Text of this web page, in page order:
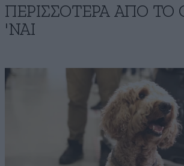
ΠΕΡΙΣΣΟΤΕΡΑ ΑΠΟ ΤΟ
'ΝΑΙ